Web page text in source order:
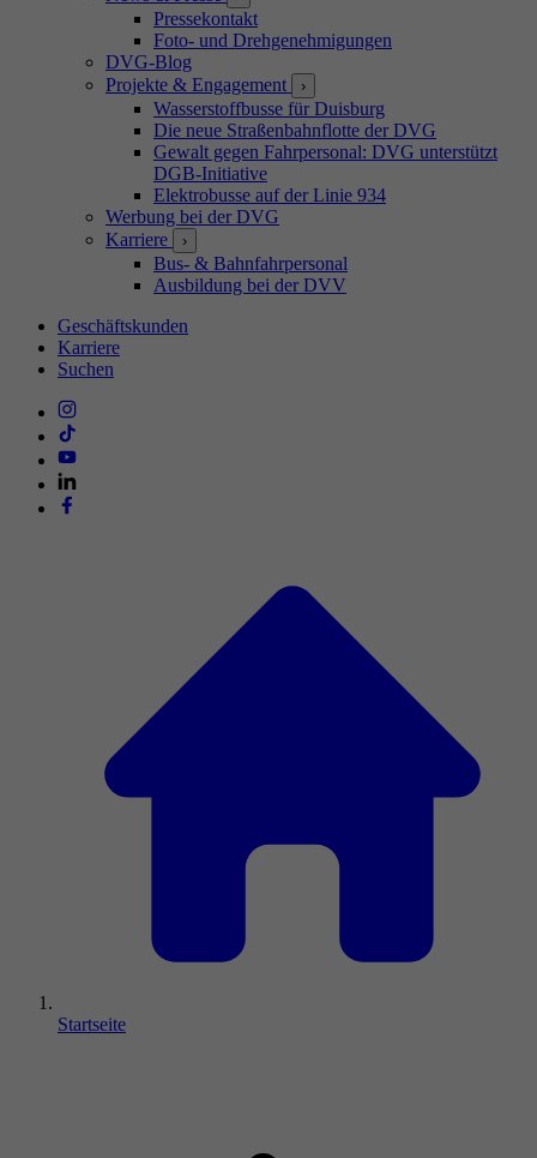
Pressekontakt
Foto- und Drehgenehmigungen
DVG-Blog
Projekte & Engagement
›
Wasserstoffbusse für Duisburg
Die neue Straßenbahnflotte der DVG
Gewalt gegen Fahrpersonal: DVG unterstützt
DGB-Initiative
Elektrobusse auf der Linie 934
Werbung bei der DVG
Karriere
›
Bus- & Bahnfahrpersonal
Ausbildung bei der DVV
Geschäftskunden
Karriere
Suchen
Startseite